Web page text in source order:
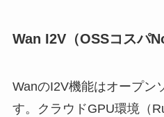
Wan I2V（OSSコスパ
WanのI2V機能はオープン
す。クラウドGPU環境（